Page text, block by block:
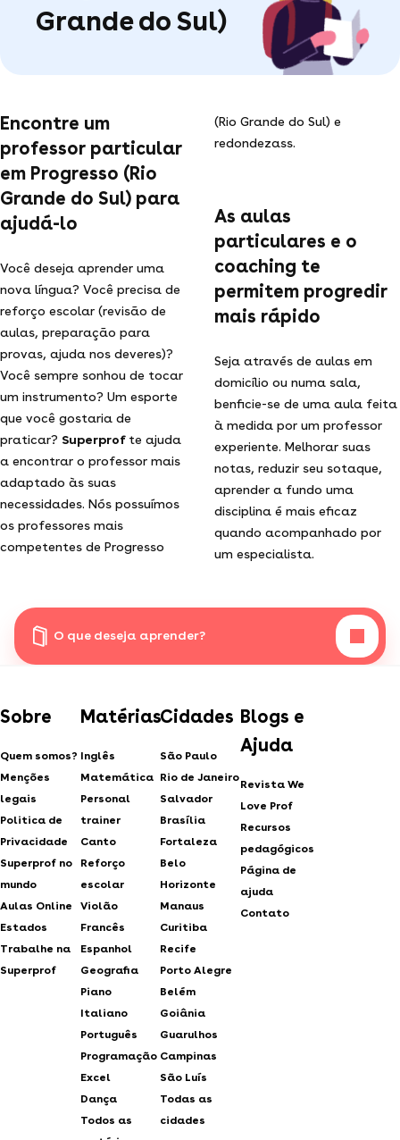
Grande do Sul)
Encontre um
professor particular
em Progresso (Rio
Grande do Sul) para
ajudá-lo
Você deseja aprender uma
nova língua? Você precisa de
reforço escolar (revisão de
aulas, preparação para
provas, ajuda nos deveres)?
Você sempre sonhou de tocar
um instrumento? Um esporte
que você gostaria de
praticar? Superprof te ajuda
a encontrar o professor mais
adaptado às suas
necessidades. Nós possuímos
os professores mais
competentes de Progresso
(Rio Grande do Sul) e
redondezass.
As aulas
particulares e o
coaching te
permitem progredir
mais rápido
Seja através de aulas em
domicílio ou numa sala,
benficie-se de uma aula feita
à medida por um professor
experiente. Melhorar suas
notas, reduzir seu sotaque,
aprender a fundo uma
disciplina é mais eficaz
quando acompanhado por
um especialista.
O que deseja aprender?
Sobre
Quem somos?
Menções
legais
Politica de
Privacidade
Superprof no
mundo
Aulas Online
Estados
Trabalhe na
Superprof
Matérias
Inglês
Matemática
Personal
trainer
Canto
Reforço
escolar
Violão
Francês
Espanhol
Geografia
Piano
Italiano
Português
Programação
Excel
Dança
Todos as
Cidades
São Paulo
Rio de Janeiro
Salvador
Brasília
Fortaleza
Belo
Horizonte
Manaus
Curitiba
Recife
Porto Alegre
Belém
Goiânia
Guarulhos
Campinas
São Luís
Todas as
cidades
Blogs e
Ajuda
Revista We
Love Prof
Recursos
pedagógicos
Página de
ajuda
Contato